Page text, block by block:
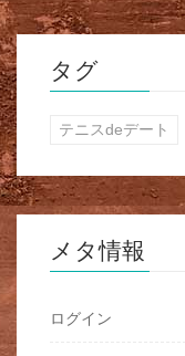
タグ
テニスdeデート
メタ情報
ログイン